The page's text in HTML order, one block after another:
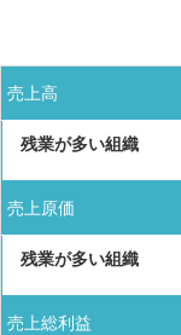
売上高
売上原価
売上総利益